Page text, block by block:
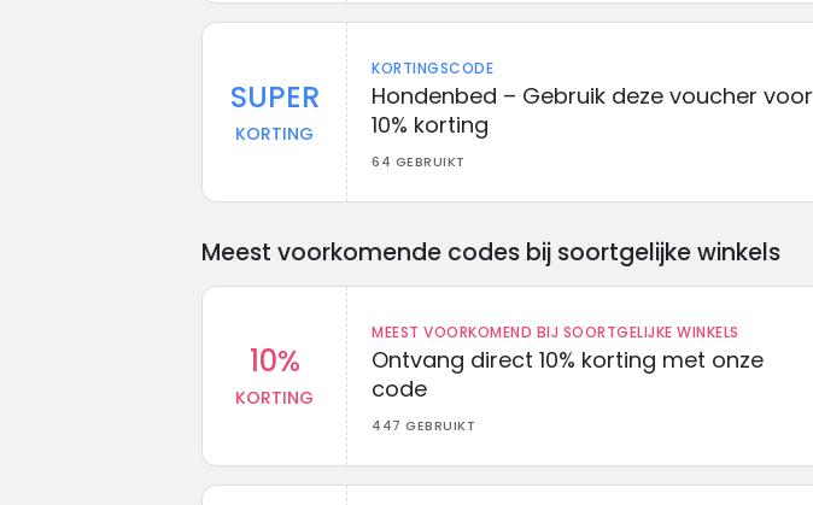
SUPER
KORTING
KORTINGSCODE
Hondenbed – Gebruik deze voucher voor
10% korting
64 GEBRUIKT
Meest voorkomende codes bij soortgelijke winkels
10%
KORTING
MEEST VOORKOMEND BIJ SOORTGELIJKE WINKELS
Ontvang direct 10% korting met onze
code
447 GEBRUIKT